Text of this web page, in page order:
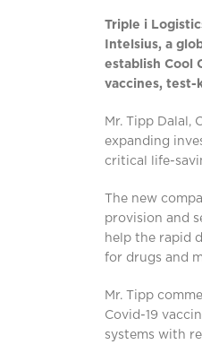
Triple i
Intelsius, a
establish Cool
vaccines, test-
Mr. Tipp Dalal,
expanding
critical life-
The new
provision and
help the rapid
for drugs and
Mr. Tipp
Covid-19
systems with